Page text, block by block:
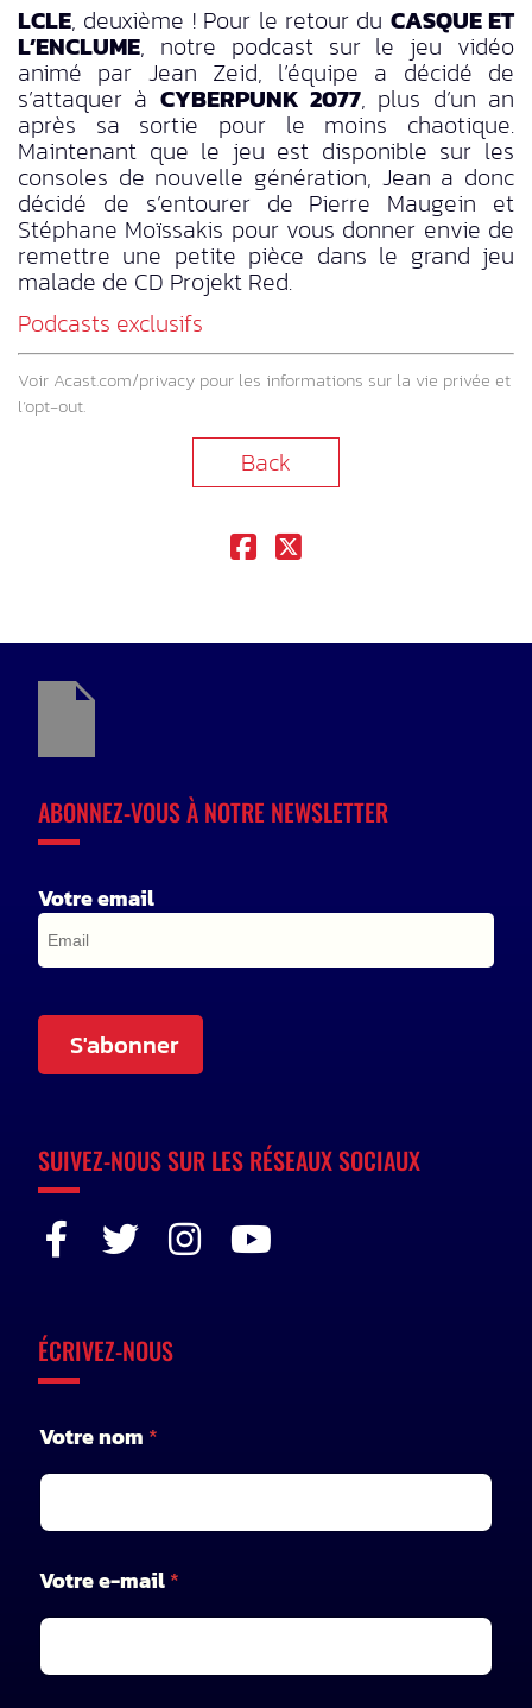
LCLE, deuxième ! Pour le retour du CASQUE ET
L’ENCLUME, notre podcast sur le jeu vidéo
animé par Jean Zeid, l’équipe a décidé de
s’attaquer à CYBERPUNK 2077, plus d’un an
après sa sortie pour le moins chaotique.
Maintenant que le jeu est disponible sur les
consoles de nouvelle génération, Jean a donc
décidé de s’entourer de Pierre Maugein et
Stéphane Moïssakis pour vous donner envie de
remettre une petite pièce dans le grand jeu
malade de CD Projekt Red.
Podcasts exclusifs
Voir Acast.com/privacy pour les informations sur la vie privée et
l’opt-out.
Back
ABONNEZ-VOUS À NOTRE NEWSLETTER
Votre email
S'abonner
SUIVEZ-NOUS SUR LES RÉSEAUX SOCIAUX
ÉCRIVEZ-NOUS
Votre nom *
Votre e-mail*